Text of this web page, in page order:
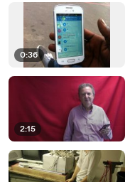
0:36
2:15